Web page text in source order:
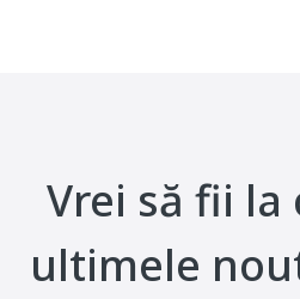
Vrei să fii la
ultimele